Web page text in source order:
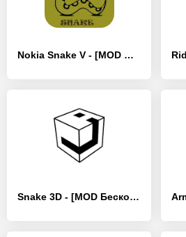
Nokia Snake V - [MOD Много денег]
Snake 3D - [MOD Бесконечные деньги]